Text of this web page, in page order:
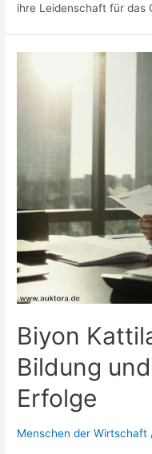
ihre Leidenschaft für das
Biyon
Bildung
Erfolge
Menschen der Wirtschaft